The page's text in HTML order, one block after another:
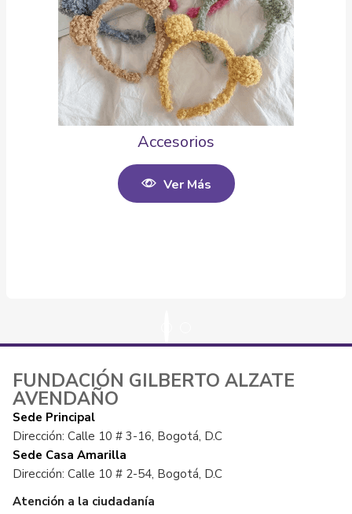
Accesorios
Ver Más
FUNDACIÓN GILBERTO ALZATE
AVENDAÑO
Sede Principal
Dirección: Calle 10 # 3-16, Bogotá, D.C
Sede Casa Amarilla
Dirección: Calle 10 # 2-54, Bogotá, D.C
Atención a la ciudadanía